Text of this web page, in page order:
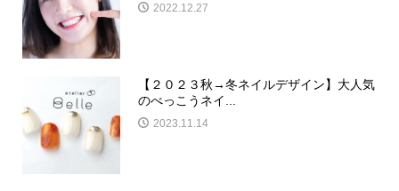
2022.12.27
【２０２３秋→冬ネイルデザイン】大人気
のべっこうネイ...
2023.11.14